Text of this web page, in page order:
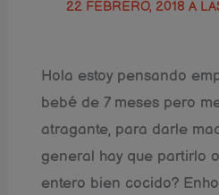
22 FEBRERO, 2018 A
Hola estoy pensando
bebé de 7 meses pero
atragante, para darle
general hay que partirlo
entero bien cocido?